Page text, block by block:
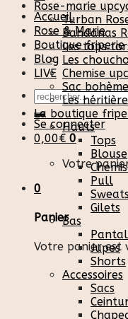
Accueil
Rose & Marie
Boutique friperie
Blog
LIVE
Recherche
pour :
Se connecter
0,00€ 0
Votre
0
Panier
Votre panier est
Rose-marie
Turban
Bandanas
Les tops
Les
Chemise
Sac
Les
La boutique
Hauts
Tops
Blouse
Pull
Sweats
Gilets
Bas
Jupes
Shorts
Accessoires
Sacs